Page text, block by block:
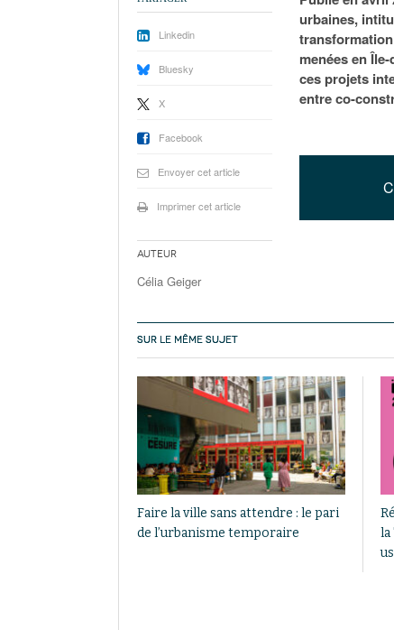
urbaines,
menées en
ces projets
entre co-
Linkedin
Bluesky
X
Facebook
Envoyer cet article
Imprimer cet article
Auteur
Célia Geiger
SUR LE MÊME SUJET
Faire la ville sans attendre : le pari
de l’urbanisme temporaire
la